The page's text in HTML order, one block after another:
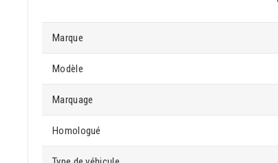
Marque
Modèle
Marquage
Homologué